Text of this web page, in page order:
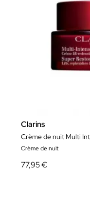
Clarins
Crème de nuit
77,95 €